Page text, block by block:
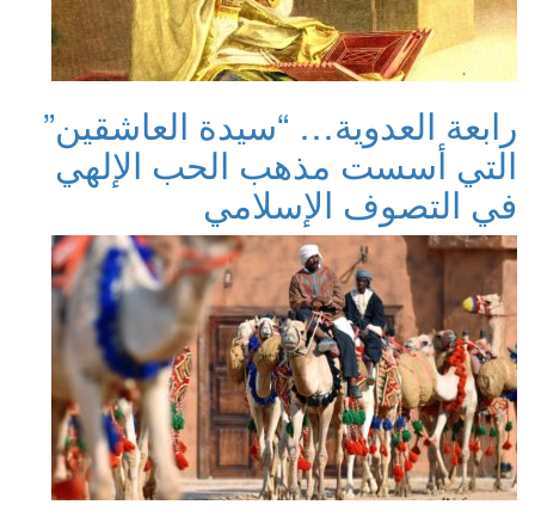
رابعة العدوية… “سيدة العاشقين”
التي أسست مذهب الحب الإلهي
في التصوف الإسلامي